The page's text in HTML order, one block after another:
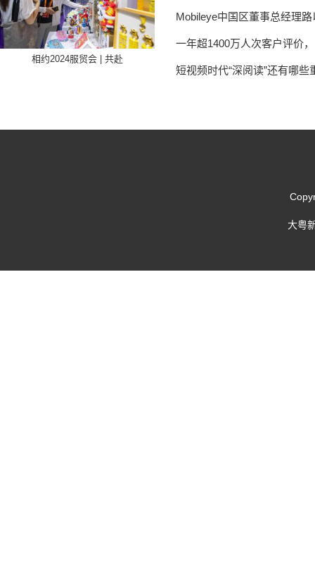
相约2024服贸会 | 共赴
Mobileye中国区董事总经理
一年超1400万人次客户评价
短视频时代“深阅读”还有哪些
大粤